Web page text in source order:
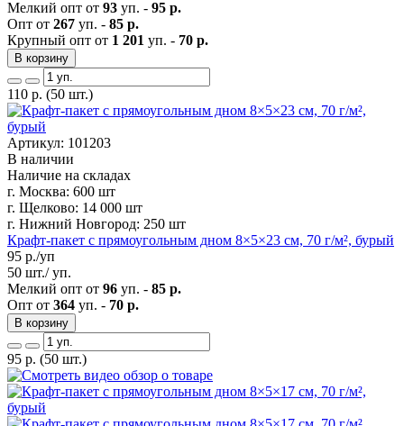
Мелкий опт от 93 уп. - 95 р.
Опт от 267 уп. - 85 р.
Крупный опт от 1 201 уп. - 70 р.
В корзину
110 р. (50 шт.)
Артикул: 101203
В наличии
Наличие на складах
г. Москва: 600 шт
г. Щелково: 14 000 шт
г. Нижний Новгород: 250 шт
Крафт-пакет с прямоугольным дном 8×5×23 см, 70 г/м², бурый
95 р./уп
50 шт./ уп.
Мелкий опт от 96 уп. - 85 р.
Опт от 364 уп. - 70 р.
В корзину
95 р. (50 шт.)